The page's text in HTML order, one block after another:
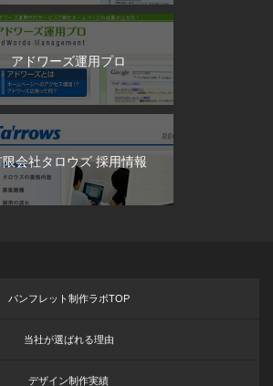
アドワーズ運用プロ
限会社タロウズ 採用情報
パンフレット制作ラボTOP
当社が選ばれる理由
デザイン制作実績